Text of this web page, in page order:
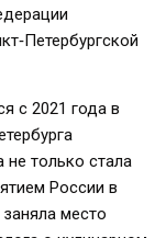
с 2021 года в
не только стала
России в
место